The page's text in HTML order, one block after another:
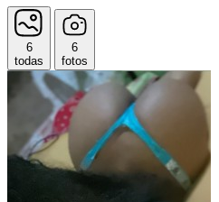
6
todas
6
fotos